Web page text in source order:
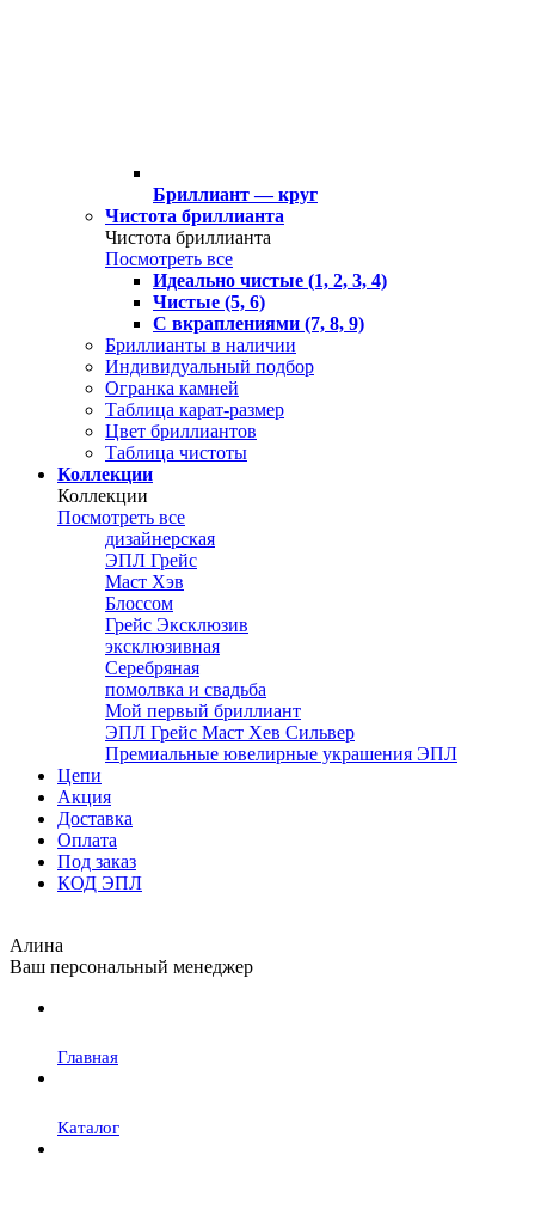
Бриллиант — круг
Чистота бриллианта
Чистота бриллианта
Посмотреть все
Идеально чистые (1, 2, 3, 4)
Чистые (5, 6)
С вкраплениями (7, 8, 9)
Бриллианты в наличии
Индивидуальный подбор
Огранка камней
Таблица карат-размер
Цвет бриллиантов
Таблица чистоты
Коллекции
Коллекции
Посмотреть все
дизайнерская
ЭПЛ Грейс
Маст Хэв
Блоссом
Грейс Эксклюзив
эксклюзивная
Серебряная
помолвка и свадьба
Мой первый бриллиант
ЭПЛ Грейс Маст Хев Сильвер
Премиальные ювелирные украшения ЭПЛ
Цепи
Акция
Доставка
Оплата
Под заказ
КОД ЭПЛ
Алина
Ваш персональный менеджер
Главная
Каталог